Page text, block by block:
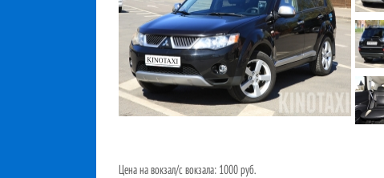
Цена на вокзал/с вокзала: 1000 руб.